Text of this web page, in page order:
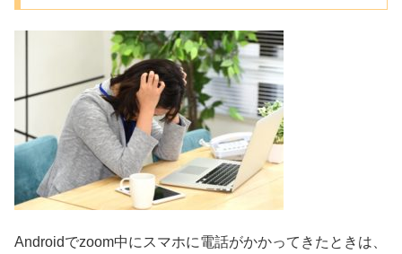
Androidでzoom中にスマホに電話がかかってきたときは、